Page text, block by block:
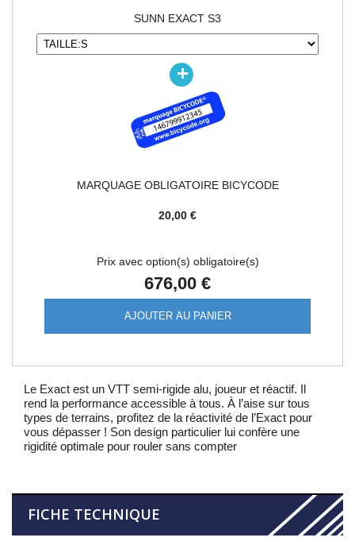
SUNN EXACT S3
MARQUAGE OBLIGATOIRE BICYCODE
20,00 €
Prix avec option(s) obligatoire(s)
676,00 €
AJOUTER AU PANIER
Le Exact est un VTT semi-rigide alu, joueur et réactif. Il
rend la performance accessible à tous. À l’aise sur tous
types de terrains, profitez de la réactivité de l’Exact pour
vous dépasser ! Son design particulier lui confère une
rigidité optimale pour rouler sans compter
FICHE TECHNIQUE